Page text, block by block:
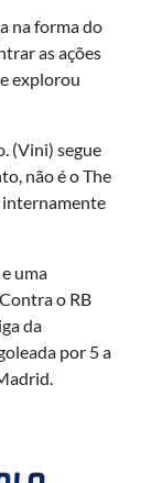
na forma do
as ações
explorou
(Vini) segue
não é o The
internamente
uma
o RB
da
por 5 a